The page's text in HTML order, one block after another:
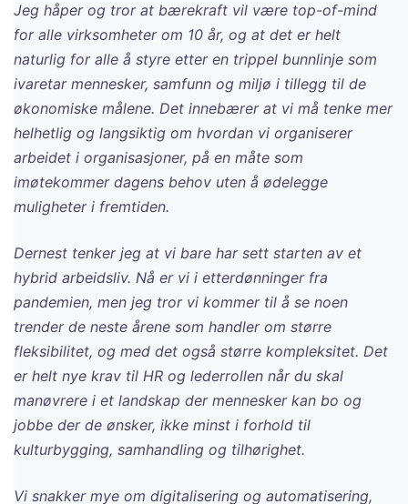
Jeg håper og tror at bærekraft vil være top-of-mind
for alle virksomheter om 10 år, og at det er helt
naturlig for alle å styre etter en trippel bunnlinje som
ivaretar mennesker, samfunn og miljø i tillegg til de
økonomiske målene. Det innebærer at vi må tenke mer
helhetlig og langsiktig om hvordan vi organiserer
arbeidet i organisasjoner, på en måte som
imøtekommer dagens behov uten å ødelegge
muligheter i fremtiden.
Dernest tenker jeg at vi bare har sett starten av et
hybrid arbeidsliv. Nå er vi i etterdønninger fra
pandemien, men jeg tror vi kommer til å se noen
trender de neste årene som handler om større
fleksibilitet, og med det også større kompleksitet. Det
er helt nye krav til HR og lederrollen når du skal
manøvrere i et landskap der mennesker kan bo og
jobbe der de ønsker, ikke minst i forhold til
kulturbygging, samhandling og tilhørighet.
Vi snakker mye om digitalisering og automatisering,